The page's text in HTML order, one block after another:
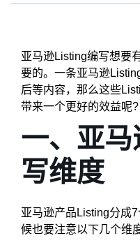
亚马逊Listing编写想要
要的。一条亚马逊
后等内容，那么这些
带来一个更好的效益呢?
一、亚
写维度
亚马逊产品Listing分成
候也要注意以下几个维度